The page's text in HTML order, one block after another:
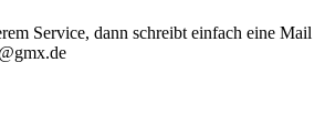
Service, dann schreibt einfach eine Mail